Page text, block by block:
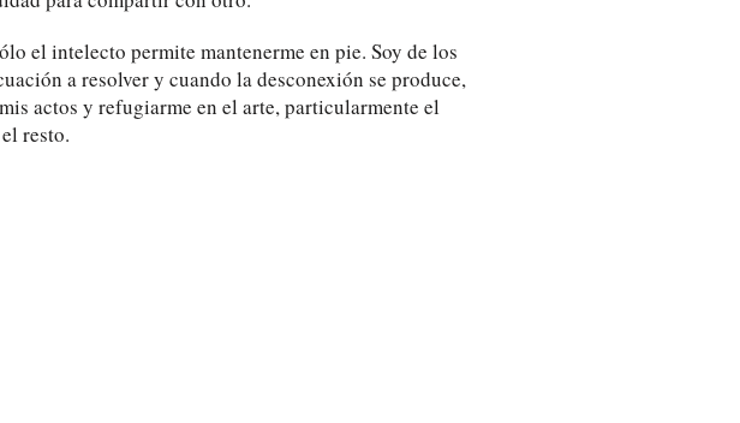
el intelecto permite mantenerme en pie. Soy de los
a resolver y cuando la desconexión se produce,
actos y refugiarme en el arte, particularmente el
resto.